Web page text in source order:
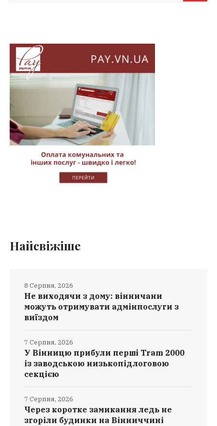
Найсвіжіше
Не виходячи з дому: вінничани
можуть отримувати адмінпослуги з
виїздом
8 Серпня, 2026
У Вінницю прибули перші Tram 2000
із заводською низькопідлоговою
секцією
7 Серпня, 2026
Через коротке замикання ледь не
згоріли будинки на Вінниччині
7 Серпня, 2026